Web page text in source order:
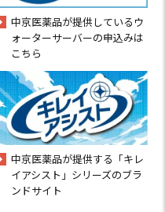
中京医薬品が提供しているウ
ォーターサーバーの申込みは
こちら
中京医薬品が提供する「キレ
イアシスト」シリーズのブラ
ンドサイト